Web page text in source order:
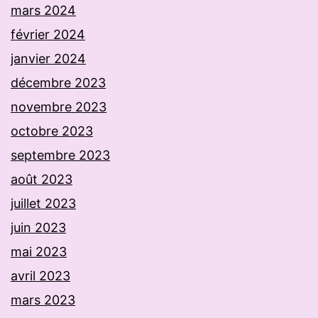
mars 2024
février 2024
janvier 2024
décembre 2023
novembre 2023
octobre 2023
septembre 2023
août 2023
juillet 2023
juin 2023
mai 2023
avril 2023
mars 2023